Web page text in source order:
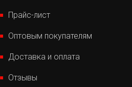
Прайс-лист
Оптовым покупателям
Доставка и оплата
Отзывы